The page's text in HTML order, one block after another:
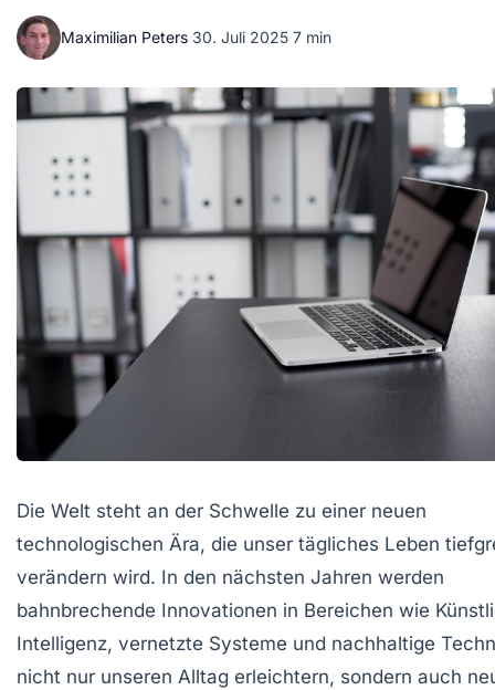
Maximilian Peters·30. Juli 2025·7 min
Die Welt steht an der Schwelle zu einer neuen
technologischen Ära, die unser tägliches Leben
verändern wird. In den nächsten Jahren werden
bahnbrechende Innovationen in Bereichen wie
Intelligenz, vernetzte Systeme und nachhaltige
nicht nur unseren Alltag erleichtern, sondern auch